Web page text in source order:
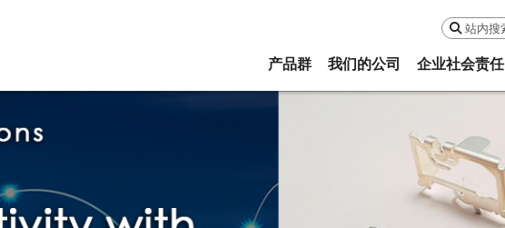
搜索
产品群 我们的公司 企业社会责任